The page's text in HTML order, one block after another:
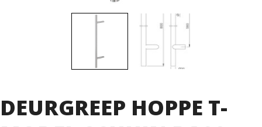
DEURGREEP HOPPE T-